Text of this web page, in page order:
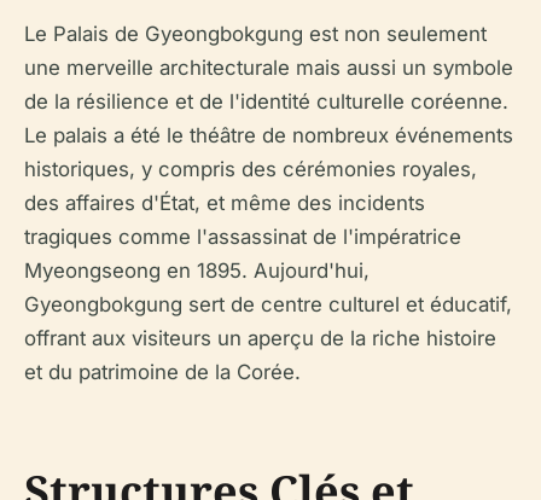
Le Palais de Gyeongbokgung est non seulement
une merveille architecturale mais aussi un symbole
de la résilience et de l'identité culturelle coréenne.
Le palais a été le théâtre de nombreux événements
historiques, y compris des cérémonies royales,
des affaires d'État, et même des incidents
tragiques comme l'assassinat de l'impératrice
Myeongseong en 1895. Aujourd'hui,
Gyeongbokgung sert de centre culturel et éducatif,
offrant aux visiteurs un aperçu de la riche histoire
et du patrimoine de la Corée.